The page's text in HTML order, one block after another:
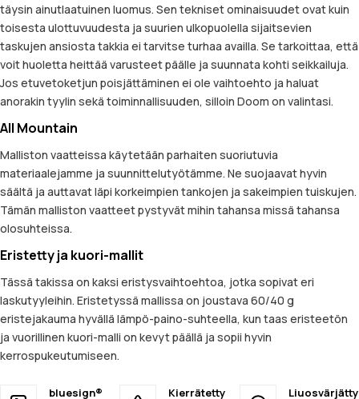
täysin ainutlaatuinen luomus. Sen tekniset ominaisuudet ovat kuin
toisesta ulottuvuudesta ja suurien ulkopuolella sijaitsevien
taskujen ansiosta takkia ei tarvitse turhaa availla. Se tarkoittaa, että
voit huoletta heittää varusteet päälle ja suunnata kohti seikkailuja.
Jos etuvetoketjun poisjättäminen ei ole vaihtoehto ja haluat
anorakin tyylin sekä toiminnallisuuden, silloin Doom on valintasi.
All Mountain
Malliston vaatteissa käytetään parhaiten suoriutuvia
materiaalejamme ja suunnittelutyötämme. Ne suojaavat hyvin
säältä ja auttavat läpi korkeimpien tankojen ja sakeimpien tuiskujen.
Tämän malliston vaatteet pystyvät mihin tahansa missä tahansa
olosuhteissa.
Eristetty ja kuori-mallit
Tässä takissa on kaksi eristysvaihtoehtoa, jotka sopivat eri
laskutyyleihin. Eristetyssä mallissa on joustava 60/40 g
eristejakauma hyvällä lämpö-paino-suhteella, kun taas eristeetön
ja vuorillinen kuori-malli on kevyt päällä ja sopii hyvin
kerrospukeutumiseen.
bluesign®
Kierrätetty
Liuosvärjätty